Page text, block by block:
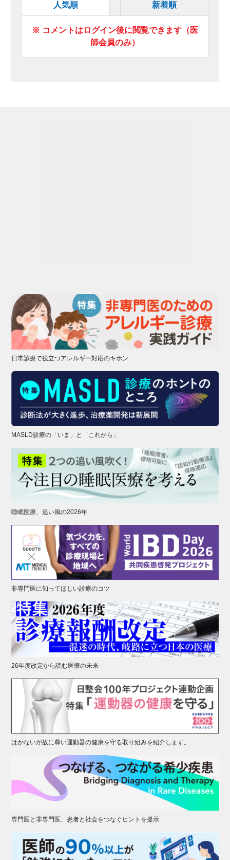
人気順 新着順
※ コメントはログイン後に閲覧できます（医
師会員のみ）
日常診療で役立つアレルギー対応のキホン
MASLD診療の「いま」と「これから」
睡眠医療、追い風の2026年
非専門医に知ってほしい診療のコツ
26年度改定から読む医療の未来
はかないが故に尊い運動器の健康を守る取り組みを紹介します。
専門医と非専門医、患者と社会をつなぐヒントを提示